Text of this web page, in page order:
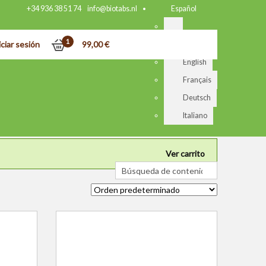
Español
English
Français
Deutsch
Italiano
+34 936 38 51 74 info@biotabs.nl
sesión 1 99,00€
Ver carrito